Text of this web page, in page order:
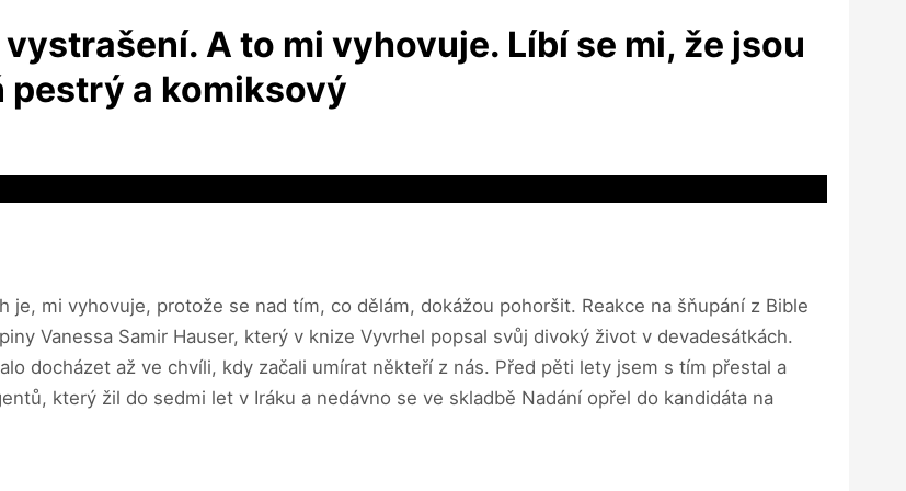
A to mi vyhovuje. Líbí se mi, že jsou
pestrý a komiksový
je, mi vyhovuje, protože se nad tím, co dělám, dokážou pohoršit. Reakce na šňupání z Bible
Vanessa Samir Hauser, který v knize Vyvrhel popsal svůj divoký život v devadesátkách.
docházet až ve chvíli, kdy začali umírat někteří z nás. Před pěti lety jsem s tím přestal a
který žil do sedmi let v Iráku a nedávno se ve skladbě Nadání opřel do kandidáta na